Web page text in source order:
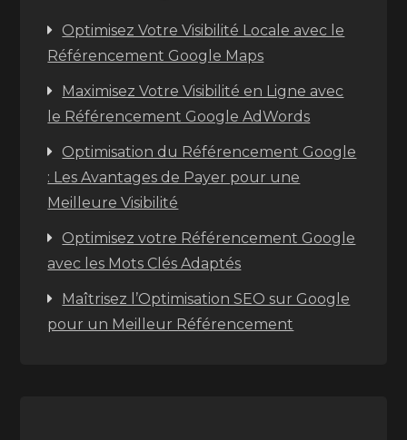
Optimisez Votre Visibilité Locale avec le
Référencement Google Maps
Maximisez Votre Visibilité en Ligne avec
le Référencement Google AdWords
Optimisation du Référencement Google
: Les Avantages de Payer pour une
Meilleure Visibilité
Optimisez votre Référencement Google
avec les Mots Clés Adaptés
Maîtrisez l’Optimisation SEO sur Google
pour un Meilleur Référencement